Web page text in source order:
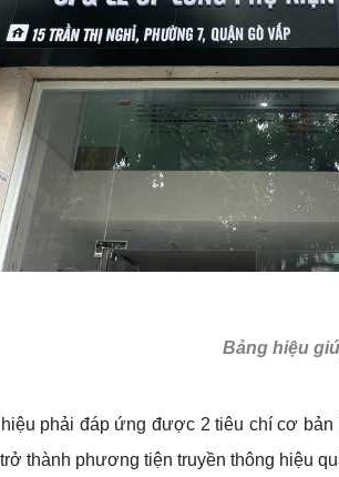
Bảng hiệu
phải đáp ứng được 2 tiêu chí cơ
thành phương tiện truyền thông hiệu